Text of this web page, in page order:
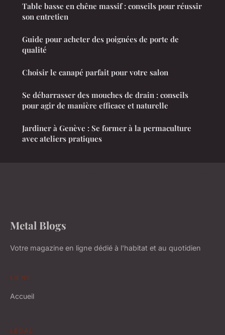
Table basse en chêne massif : conseils pour réussir
son entretien
Guide pour acheter des poignées de porte de
qualité
Choisir le canapé parfait pour votre salon
Se débarrasser des mouches de drain : conseils
pour agir de manière efficace et naturelle
Jardiner à Genève : Se former à la permaculture
avec ateliers pratiques
Metal Blogs
Votre magazine en ligne dédié à l'habitat et au quotidien
LIENS
Accueil
LÉGAL